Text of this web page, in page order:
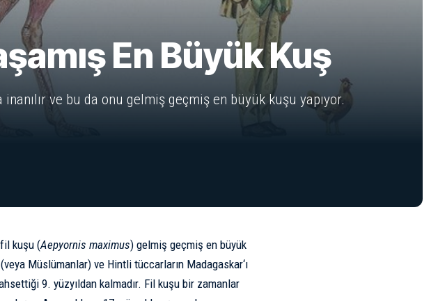
En Büyük Kuş
ve bu da onu gelmiş geçmiş en büyük kuşu yapıyor.
kuşu (Aepyornis maximus) gelmiş geçmiş en büyük
Müslümanlar) ve Hintli tüccarların Madagaskar‘ı
9. yüzyıldan kalmadır. Fil kuşu bir zamanlar